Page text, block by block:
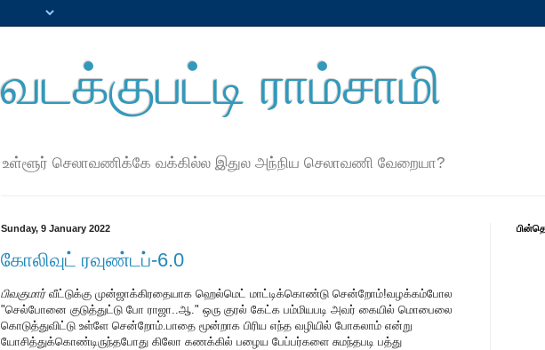
வடக்குபட்டி ராம்சாமி
உள்ளூர் செலாவணிக்கே வக்கில்ல இதுல அந்நிய செலாவணி வேறையா?
Sunday, 9 January 2022
கோலிவுட் ரவுண்டப்-6.0
பிவகுமார்வீட்டுக்கு முன்ஜாக்கிரதையாக ஹெல்மெட் மாட்டிக்கொண்டு சென்றோம்!வழக்கம்போல
"செல்போனை குடுத்துட்டு போ ராஜா..ஆ." ஒரு குரல் கேட்க பம்மியபடி அவர் கையில் மொபைலை
கொடுத்துவிட்டு உள்ளே சென்றோம்.பாதை மூன்றாக பிரிய எந்த வழியில் போகலாம் என்று
யோசித்துக்கொண்டிருந்தபோது கிலோ கணக்கில் பழைய பேப்பர்களை சுமந்தபடி பத்து